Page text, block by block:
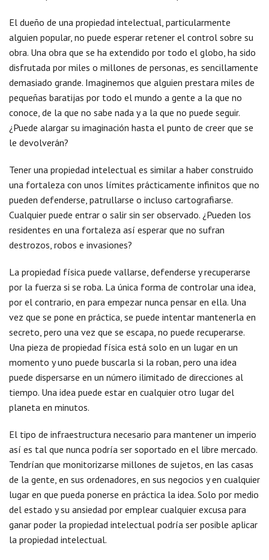
El dueño de una propiedad intelectual, particularmente
alguien popular, no puede esperar retener el control sobre su
obra. Una obra que se ha extendido por todo el globo, ha sido
disfrutada por miles o millones de personas, es sencillamente
demasiado grande. Imaginemos que alguien prestara miles de
pequeñas baratijas por todo el mundo a gente a la que no
conoce, de la que no sabe nada y a la que no puede seguir.
¿Puede alargar su imaginación hasta el punto de creer que se
le devolverán?
Tener una propiedad intelectual es similar a haber construido
una fortaleza con unos límites prácticamente infinitos que no
pueden defenderse, patrullarse o incluso cartografiarse.
Cualquier puede entrar o salir sin ser observado. ¿Pueden los
residentes en una fortaleza así esperar que no sufran
destrozos, robos e invasiones?
La propiedad física puede vallarse, defenderse y recuperarse
por la fuerza si se roba. La única forma de controlar una idea,
por el contrario, en para empezar nunca pensar en ella. Una
vez que se pone en práctica, se puede intentar mantenerla en
secreto, pero una vez que se escapa, no puede recuperarse.
Una pieza de propiedad física está solo en un lugar en un
momento y uno puede buscarla si la roban, pero una idea
puede dispersarse en un número ilimitado de direcciones al
tiempo. Una idea puede estar en cualquier otro lugar del
planeta en minutos.
El tipo de infraestructura necesario para mantener un imperio
así es tal que nunca podría ser soportado en el libre mercado.
Tendrían que monitorizarse millones de sujetos, en las casas
de la gente, en sus ordenadores, en sus negocios y en cualquier
lugar en que pueda ponerse en práctica la idea. Solo por medio
del estado y su ansiedad por emplear cualquier excusa para
ganar poder la propiedad intelectual podría ser posible aplicar
la propiedad intelectual.